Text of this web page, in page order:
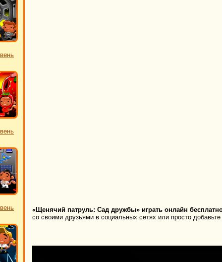
«Щенячий патруль: Сад дружбы» играть онлайн
со своими друзьями в социальных сетях или просто